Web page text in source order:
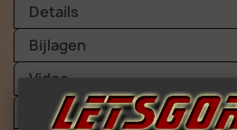
Details
Bijlagen
Video
Beoordelingen (1)